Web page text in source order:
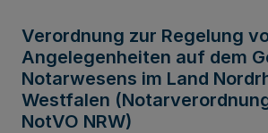
Verordnung zur Regelung
Angelegenheiten auf dem
Notarwesens im Land
Westfalen
NotVO NRW)